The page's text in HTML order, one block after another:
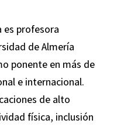
es profesora
de Almería
ponente en más de
e internacional.
de alto
física, inclusión